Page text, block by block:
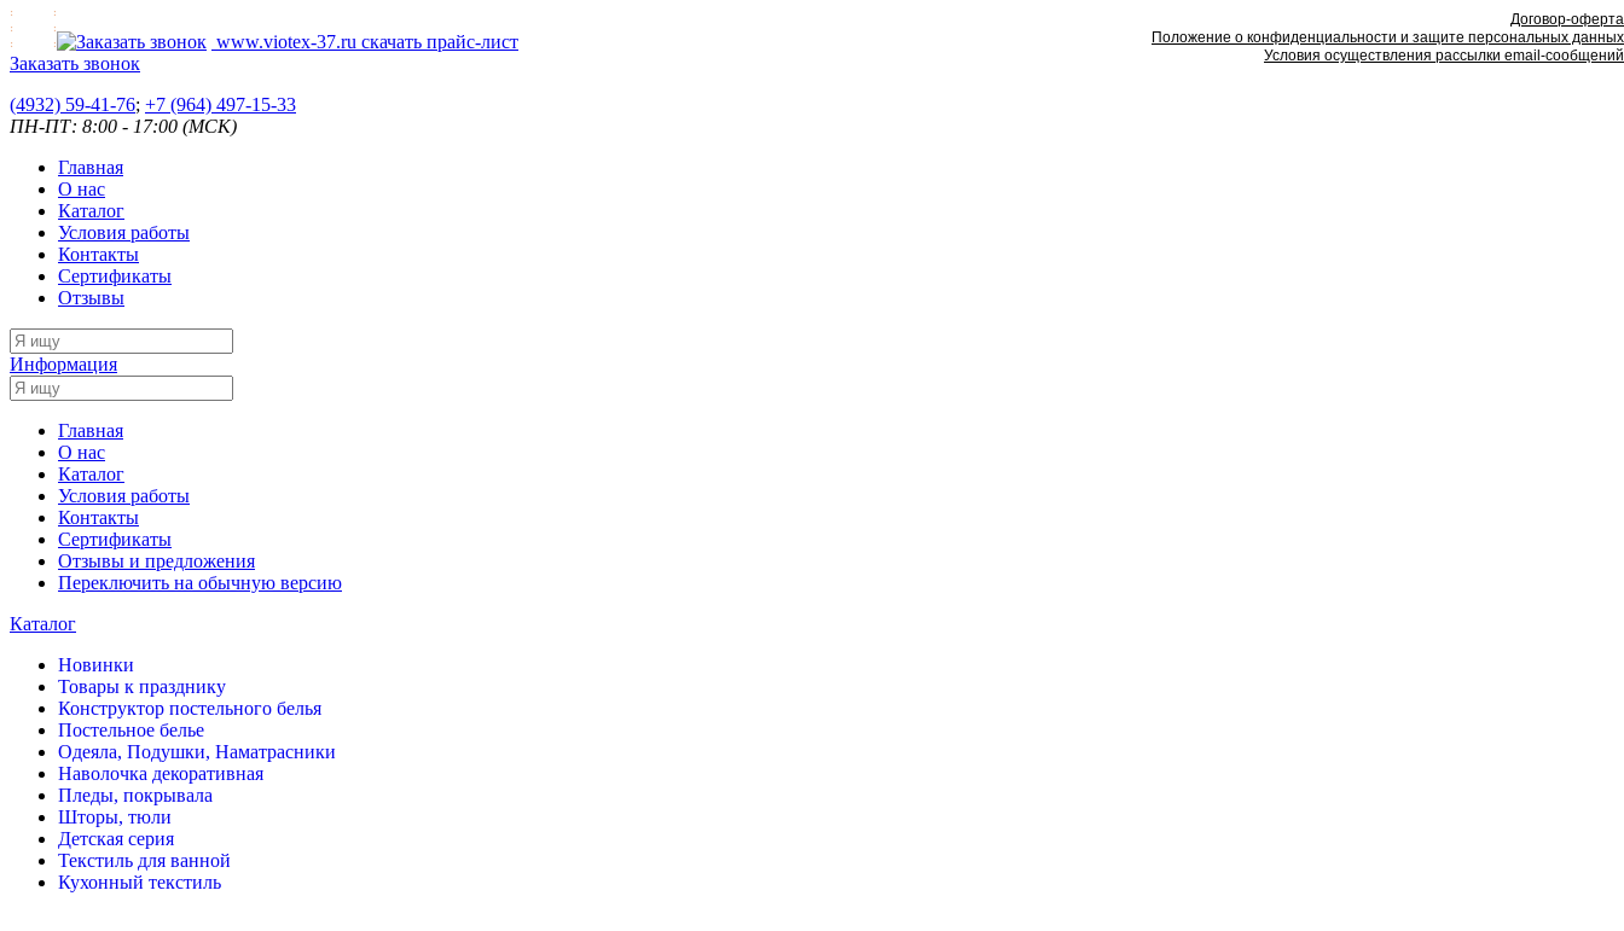
www.viotex-37.ru скачать прайс-лист
Заказать звонок
(4932) 59-41-76; +7 (964) 497-15-33
ПН-ПТ: 8:00 - 17:00 (МСК)
Главная
О нас
Каталог
Условия работы
Контакты
Сертификаты
Отзывы
Информация
Главная
О нас
Каталог
Условия работы
Контакты
Сертификаты
Отзывы и предложения
Переключить на обычную версию
Каталог
Новинки
Товары к празднику
Конструктор постельного белья
Постельное белье
Одеяла, Подушки, Наматрасники
Наволочка декоративная
Пледы, покрывала
Шторы, тюли
Детская серия
Текстиль для ванной
Кухонный текстиль
Договор-оферта
Положение о конфиденциальности и защите персональных данных
Условия осуществления рассылки email-сообщений